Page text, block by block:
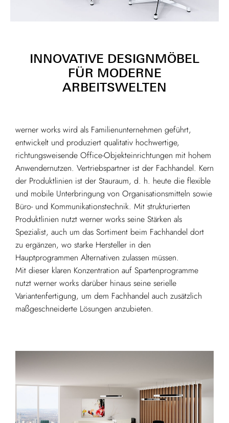
INNOVATIVE DESIGNMÖBEL
FÜR MODERNE
ARBEITSWELTEN
werner works wird als Familienunternehmen geführt,
entwickelt und produziert qualitativ hochwertige,
richtungsweisende Office-Objekteinrichtungen mit hohem
Anwendernutzen. Vertriebspartner ist der Fachhandel. Kern
der Produktlinien ist der Stauraum, d. h. heute die flexible
und mobile Unterbringung von Organisationsmitteln sowie
Büro- und Kommunikationstechnik. Mit strukturierten
Produktlinien nutzt werner works seine Stärken als
Spezialist, auch um das Sortiment beim Fachhandel dort
zu ergänzen, wo starke Hersteller in den
Hauptprogrammen Alternativen zulassen müssen.
Mit dieser klaren Konzentration auf Spartenprogramme
nutzt werner works darüber hinaus seine serielle
Variantenfertigung, um dem Fachhandel auch zusätzlich
maßgeschneiderte Lösungen anzubieten.